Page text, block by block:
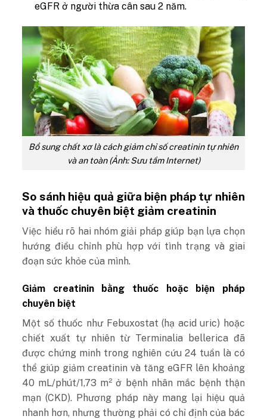
eGFR ở người thừa cân sau 2 năm.
Bổ sung chất xơ là cách giảm chỉ số creatinin tự nhiên
và an toàn (Ảnh: Sưu tầm Internet)
So sánh hiệu quả giữa biện pháp tự nhiên
và thuốc chuyên biệt giảm creatinin
Việc hiểu rõ hai nhóm giải pháp giúp bạn lựa chọn
hướng điều chỉnh phù hợp với tình trạng và giai
đoạn sức khỏe của mình.
Giảm creatinin bằng thuốc hoặc biện pháp
chuyên biệt
Một số thuốc như Febuxostat (hạ acid uric) hoặc
chiết xuất tự nhiên từ Terminalia bellerica đã
được chứng minh trong nghiên cứu 24 tuần là có
thể giúp giảm creatinin và tăng eGFR lên khoảng
40 mL/phút/1,73 m² ở bệnh nhân mắc bệnh thận
mạn (CKD). Phương pháp này mang lại hiệu quả
nhanh hơn, nhưng thường phải có chỉ định của bác